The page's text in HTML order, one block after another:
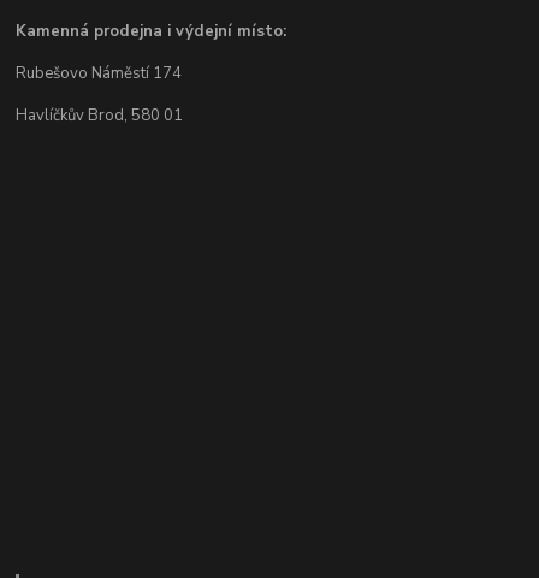
Kamenná prodejna i výdejní místo:
Rubešovo Náměstí 174
Havlíčkův Brod, 580 01